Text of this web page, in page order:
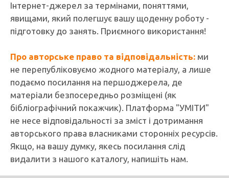
Інтернет-джерел за термінами, поняттями,
явищами, який полегшує вашу щоденну роботу -
підготовку до занять. Приємного використання!
Про авторське право та відповідальність: ми
не перепубліковуємо жодного матеріалу, а лише
подаємо посилання на першоджерела, де
матеріали безпосередньо розміщені (як
бібліографічний покажчик). Платформа "УМІТИ"
не несе відповідальності за зміст і дотримання
авторського права власниками сторонніх ресурсів.
Якщо, на вашу думку, якесь посилання слід
видалити з нашого каталогу, напишіть нам.